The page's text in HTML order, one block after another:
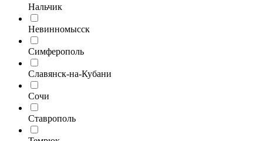
Нальчик
Невинномысск
Симферополь
Славянск-на-Кубани
Сочи
Ставрополь